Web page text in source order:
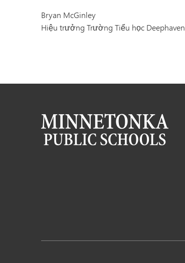
Bryan McGinley
Hiệu trưởng Trường Tiểu học Deephaven